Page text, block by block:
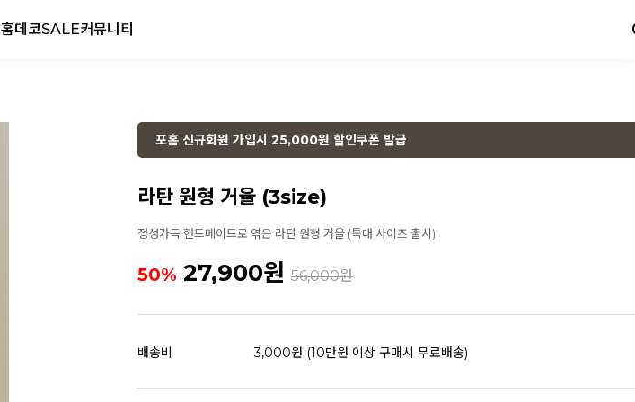
홈데코SALE커뮤니티
포홈 신규회원 가입시 25,000원 할인쿠폰 발급
라탄 원형 거울 (3size)
정성가득 핸드메이드로 엮은 라탄 원형 거울 (특대 사이즈 출시)
50% 27,900원 56,000원
배송비 3,000원 (10만원 이상 구매시 무료배송)